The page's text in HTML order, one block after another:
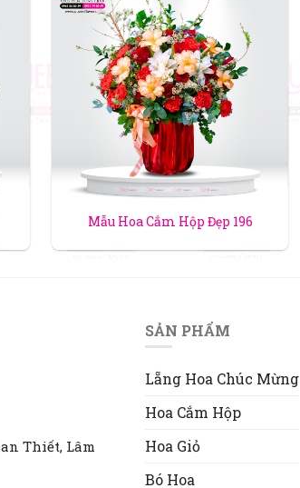
Mẫu Hoa Cắm Hộp Đẹp 196
Thiết, Lâm
SẢN PHẨM
Lẵng Hoa Chúc Mừng
Hoa Cắm Hộp
Hoa Giỏ
Bó Hoa